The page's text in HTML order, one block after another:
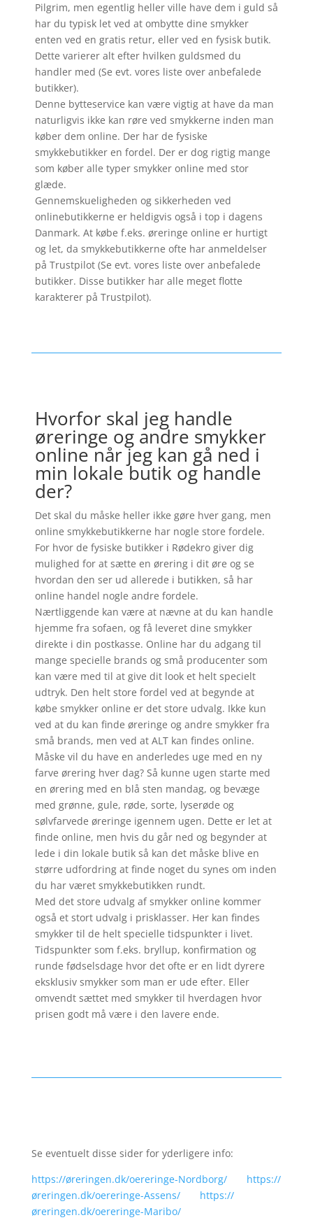
Pilgrim, men egentlig heller ville have dem i guld så
har du typisk let ved at ombytte dine smykker
enten ved en gratis retur, eller ved en fysisk butik.
Dette varierer alt efter hvilken guldsmed du
handler med (Se evt. vores liste over anbefalede
butikker).
Denne bytteservice kan være vigtig at have da man
naturligvis ikke kan røre ved smykkerne inden man
køber dem online. Der har de fysiske
smykkebutikker en fordel. Der er dog rigtig mange
som køber alle typer smykker online med stor
glæde.
Gennemskueligheden og sikkerheden ved
onlinebutikkerne er heldigvis også i top i dagens
Danmark. At købe f.eks. øreringe online er hurtigt
og let, da smykkebutikkerne ofte har anmeldelser
på Trustpilot (Se evt. vores liste over anbefalede
butikker. Disse butikker har alle meget flotte
karakterer på Trustpilot).
Hvorfor skal jeg handle
øreringe og andre smykker
online når jeg kan gå ned i
min lokale butik og handle
der?
Det skal du måske heller ikke gøre hver gang, men
online smykkebutikkerne har nogle store fordele.
For hvor de fysiske butikker i Rødekro giver dig
mulighed for at sætte en ørering i dit øre og se
hvordan den ser ud allerede i butikken, så har
online handel nogle andre fordele.
Nærtliggende kan være at nævne at du kan handle
hjemme fra sofaen, og få leveret dine smykker
direkte i din postkasse. Online har du adgang til
mange specielle brands og små producenter som
kan være med til at give dit look et helt specielt
udtryk. Den helt store fordel ved at begynde at
købe smykker online er det store udvalg. Ikke kun
ved at du kan finde øreringe og andre smykker fra
små brands, men ved at ALT kan findes online.
Måske vil du have en anderledes uge med en ny
farve ørering hver dag? Så kunne ugen starte med
en ørering med en blå sten mandag, og bevæge
med grønne, gule, røde, sorte, lyserøde og
sølvfarvede øreringe igennem ugen. Dette er let at
finde online, men hvis du går ned og begynder at
lede i din lokale butik så kan det måske blive en
større udfordring at finde noget du synes om inden
du har været smykkebutikken rundt.
Med det store udvalg af smykker online kommer
også et stort udvalg i prisklasser. Her kan findes
smykker til de helt specielle tidspunkter i livet.
Tidspunkter som f.eks. bryllup, konfirmation og
runde fødselsdage hvor det ofte er en lidt dyrere
eksklusiv smykker som man er ude efter. Eller
omvendt sættet med smykker til hverdagen hvor
prisen godt må være i den lavere ende.
Se eventuelt disse sider for yderligere info:
https://øreringen.dk/oereringe-Nordborg/
https://
øreringen.dk/oereringe-Assens/
https://
øreringen.dk/oereringe-Maribo/